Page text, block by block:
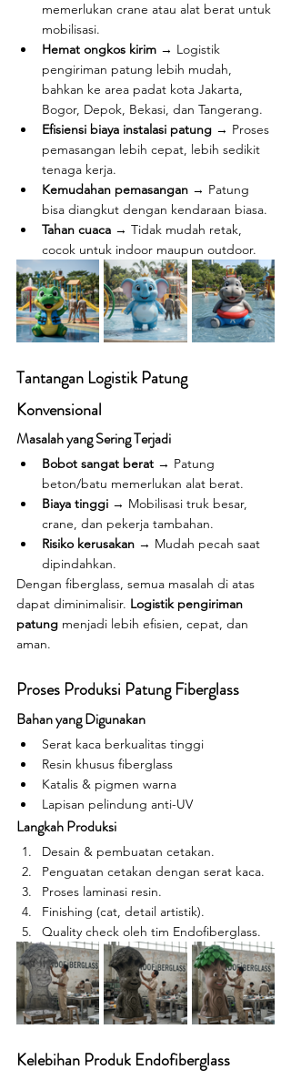
memerlukan crane atau alat berat untuk
mobilisasi.
Hemat ongkos kirim → Logistik
pengiriman patung lebih mudah,
bahkan ke area padat kota Jakarta,
Bogor, Depok, Bekasi, dan Tangerang.
Efisiensi biaya instalasi patung → Proses
pemasangan lebih cepat, lebih sedikit
tenaga kerja.
Kemudahan pemasangan → Patung
bisa diangkut dengan kendaraan biasa.
Tahan cuaca → Tidak mudah retak,
cocok untuk indoor maupun outdoor.
Tantangan Logistik Patung
Konvensional
Masalah yang Sering Terjadi
Bobot sangat berat → Patung
beton/batu memerlukan alat berat.
Biaya tinggi → Mobilisasi truk besar,
crane, dan pekerja tambahan.
Risiko kerusakan → Mudah pecah saat
dipindahkan.
Dengan fiberglass, semua masalah di atas
dapat diminimalisir. Logistik pengiriman
patung menjadi lebih efisien, cepat, dan
aman.
Proses Produksi Patung Fiberglass
Bahan yang Digunakan
Serat kaca berkualitas tinggi
Resin khusus fiberglass
Katalis & pigmen warna
Lapisan pelindung anti-UV
Langkah Produksi
Desain & pembuatan cetakan.
Penguatan cetakan dengan serat kaca.
Proses laminasi resin.
Finishing (cat, detail artistik).
Quality check oleh tim Endofiberglass.
Kelebihan Produk Endofiberglass